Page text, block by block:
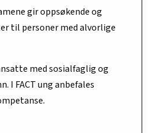
gir oppsøkende og
til personer med alvorlige
med sosialfaglig og
I FACT ung anbefales